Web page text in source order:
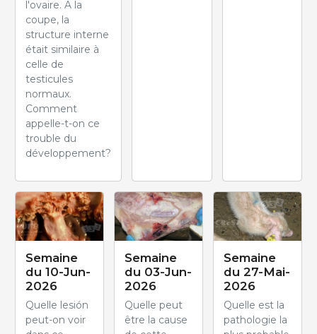
l'ovaire. A la
coupe, la
structure interne
était similaire à
celle de
testicules
normaux.
Comment
appelle-t-on ce
trouble du
développement?
Semaine
du 10-Jun-
2026
Quelle lesión
peut-on voir
Semaine
du 03-Jun-
2026
Quelle peut
être la cause
Semaine
du 27-Mai-
2026
Quelle est la
pathologie la